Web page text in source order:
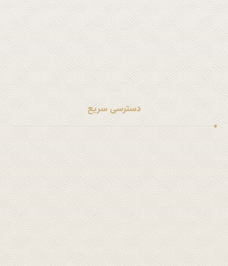
خدمات حقوقی شرکت ها
خدمات جنایی و کیفری
خدمات بنگاه معاملات ملکی
خدمات حقوقی خانواده
سایر خدمات حقوقی
دسترسی سریع
لینک شماره 1
لینک شماره 2
لینک شماره 3
لینک شماره 4
لینک شماره 5
لینک شماره 6